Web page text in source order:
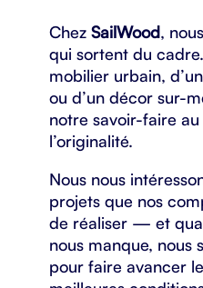
Chez SailWood,
qui sortent du cadre.
mobilier urbain,
ou d’un décor sur-
notre savoir-faire
l’originalité.
Nous nous
projets que nos
de réaliser — et
nous manque, nous
pour faire avancer